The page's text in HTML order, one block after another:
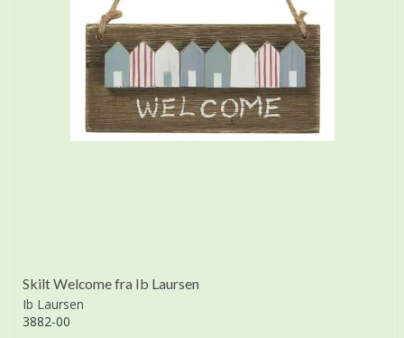
Skilt Welcome fra Ib Laursen
Ib Laursen
3882-00